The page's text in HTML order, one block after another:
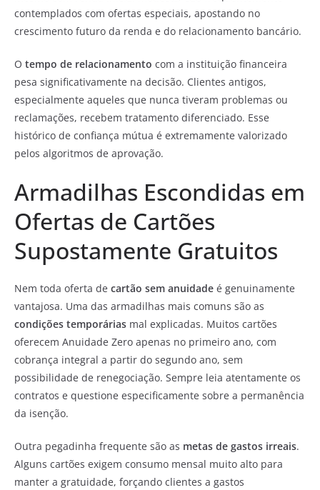
contemplados com ofertas especiais, apostando no
crescimento futuro da renda e do relacionamento bancário.
O tempo de relacionamento com a instituição financeira
pesa significativamente na decisão. Clientes antigos,
especialmente aqueles que nunca tiveram problemas ou
reclamações, recebem tratamento diferenciado. Esse
histórico de confiança mútua é extremamente valorizado
pelos algoritmos de aprovação.
Armadilhas Escondidas em
Ofertas de Cartões
Supostamente Gratuitos
Nem toda oferta de cartão sem anuidade é genuinamente
vantajosa. Uma das armadilhas mais comuns são as
condições temporárias mal explicadas. Muitos cartões
oferecem Anuidade Zero apenas no primeiro ano, com
cobrança integral a partir do segundo ano, sem
possibilidade de renegociação. Sempre leia atentamente os
contratos e questione especificamente sobre a permanência
da isenção.
Outra pegadinha frequente são as metas de gastos irreais.
Alguns cartões exigem consumo mensal muito alto para
manter a gratuidade, forçando clientes a gastos